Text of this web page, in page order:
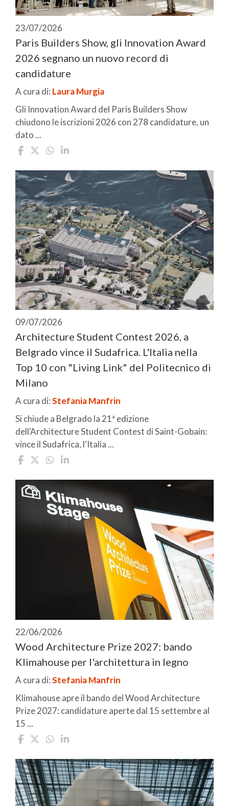
23/07/2026
Paris Builders Show, gli Innovation Award
2026 segnano un nuovo record di
candidature
A cura di: Laura Murgia
Gli Innovation Award del Paris Builders Show
chiudono le iscrizioni 2026 con 278 candidature, un
dato ...
09/07/2026
Architecture Student Contest 2026, a
Belgrado vince il Sudafrica. L'Italia nella
Top 10 con "Living Link" del Politecnico di
Milano
A cura di:Stefania Manfrin
Si chiude a Belgrado la 21ª edizione
dell'Architecture Student Contest di Saint-Gobain:
vince il Sudafrica, l'Italia ...
22/06/2026
Wood Architecture Prize 2027: bando
Klimahouse per l'architettura in legno
A cura di:Stefania Manfrin
Klimahouse apre il bando del Wood Architecture
Prize 2027: candidature aperte dal 15 settembre al
15 ...